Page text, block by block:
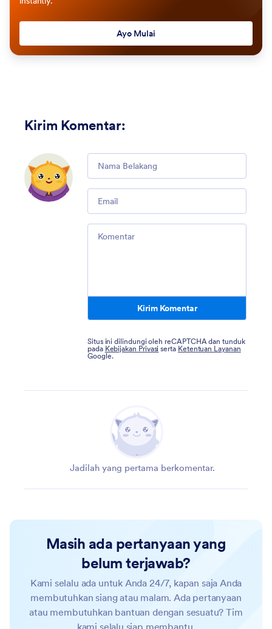
Ayo Mulai
Kirim Komentar:
Comment
Email
Comment
Kirim Komentar
Situs ini dilindungi oleh reCAPTCHA dan tunduk
pada Kebijakan Privasi serta Ketentuan Layanan
Google.
Jadilah yang pertama berkomentar.
Masih ada pertanyaan yang
belum terjawab?
Kami selalu ada untuk Anda 24/7, kapan saja Anda
membutuhkan siang atau malam. Ada pertanyaan
atau membutuhkan bantuan dengan sesuatu? Tim
kami selalu siap membantu.